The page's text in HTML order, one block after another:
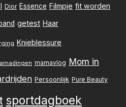
Dior Essence Filmpje fit worden
getest Haar
Knieblessure
mamavlog Mom in
Persoonlijk Pure Beauty
sportdagboek